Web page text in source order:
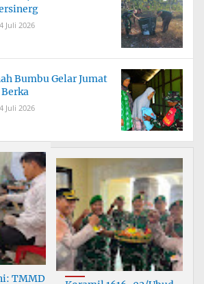
Juli 2026
Bumbu Gelar Jumat
Berka
Juli 2026
TMMD